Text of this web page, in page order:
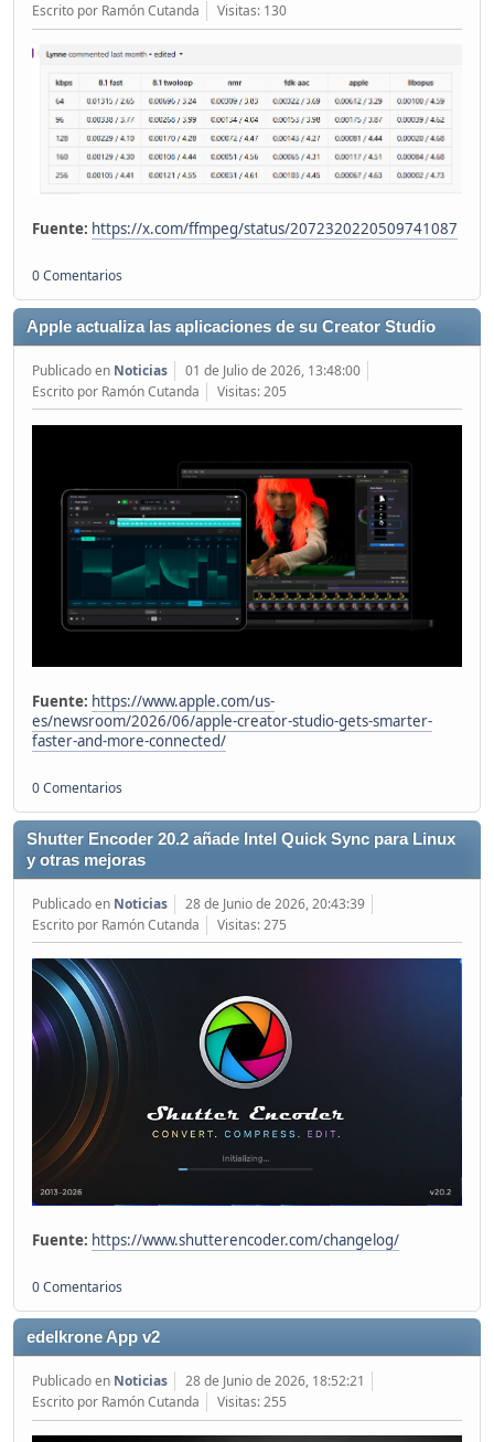
Escrito por Ramón Cutanda
Visitas: 130
Fuente: https://x.com/ffmpeg/status/2072320220509741087
0 Comentarios
Apple actualiza las aplicaciones de su Creator Studio
Publicado en Noticias
01 de Julio de 2026, 13:48:00
Escrito por Ramón Cutanda
Visitas: 205
Fuente: https://www.apple.com/us-
es/newsroom/2026/06/apple-creator-studio-gets-smarter-
faster-and-more-connected/
0 Comentarios
Shutter Encoder 20.2 añade Intel Quick Sync para Linux
y otras mejoras
Publicado en Noticias
28 de Junio de 2026, 20:43:39
Escrito por Ramón Cutanda
Visitas: 275
Fuente: https://www.shutterencoder.com/changelog/
0 Comentarios
edelkrone App v2
Publicado en Noticias
28 de Junio de 2026, 18:52:21
Escrito por Ramón Cutanda
Visitas: 255